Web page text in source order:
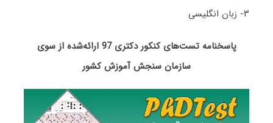
۳- زبان انگلیسی
پاسخنامه تست‌های کنکور دکتری 97 ارائه‌شده از سوی
سازمان سنجش آموزش کشور